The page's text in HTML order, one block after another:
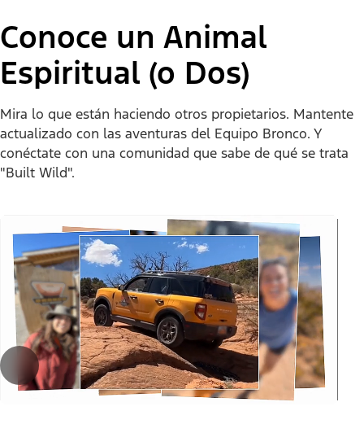
Conoce un Animal
Espiritual (o Dos)
Mira lo que están haciendo otros propietarios. Mantente
actualizado con las aventuras del Equipo Bronco. Y
conéctate con una comunidad que sabe de qué se trata
"Built Wild".